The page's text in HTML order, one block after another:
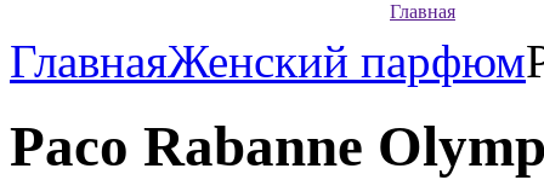
Главная
ГлавнаяЖенский парфюм
Paco Rabanne